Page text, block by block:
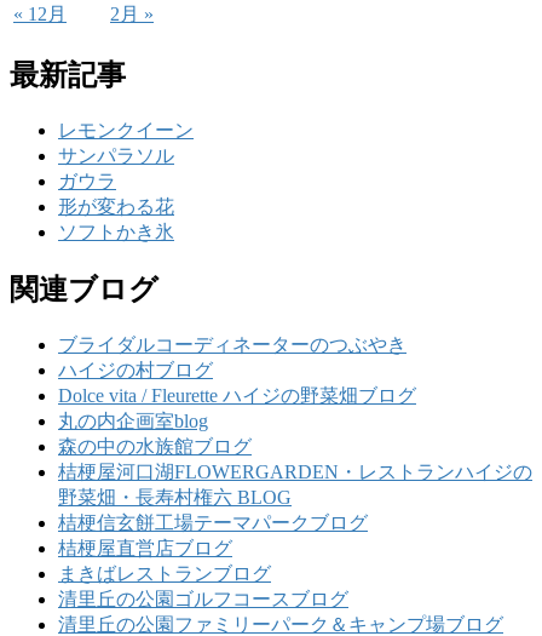
« 12月 2月 »
最新記事
レモンクイーン
サンパラソル
ガウラ
形が変わる花
ソフトかき氷
関連ブログ
ブライダルコーディネーターのつぶやき
ハイジの村ブログ
Dolce vita / Fleurette ハイジの野菜畑ブログ
丸の内企画室blog
森の中の水族館ブログ
桔梗屋河口湖FLOWERGARDEN・レストランハイジの
野菜畑・長寿村権六 BLOG
桔梗信玄餅工場テーマパークブログ
桔梗屋直営店ブログ
まきばレストランブログ
清里丘の公園ゴルフコースブログ
清里丘の公園ファミリーパーク＆キャンプ場ブログ